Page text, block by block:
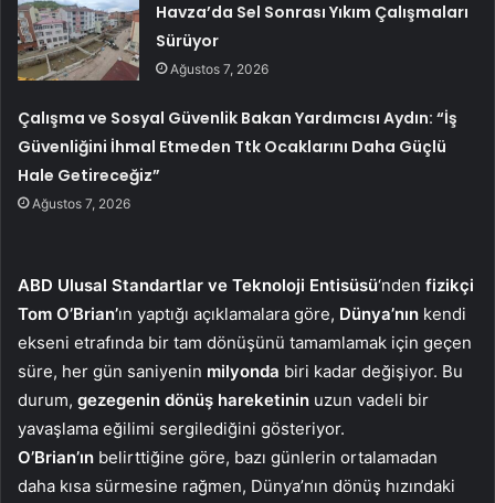
Havza’da Sel Sonrası Yıkım Çalışmaları
Sürüyor
Ağustos 7, 2026
Çalışma ve Sosyal Güvenlik Bakan Yardımcısı Aydın: “İş
Güvenliğini İhmal Etmeden Ttk Ocaklarını Daha Güçlü
Hale Getireceğiz”
Ağustos 7, 2026
ABD Ulusal Standartlar ve Teknoloji Entisüsü‘nden fizikçi
Tom O’Brian’ın yaptığı açıklamalara göre, Dünya’nın kendi
ekseni etrafında bir tam dönüşünü tamamlamak için geçen
süre, her gün saniyenin milyonda biri kadar değişiyor. Bu
durum, gezegenin dönüş hareketinin uzun vadeli bir
yavaşlama eğilimi sergilediğini gösteriyor.
O’Brian’ın belirttiğine göre, bazı günlerin ortalamadan
daha kısa sürmesine rağmen, Dünya’nın dönüş hızındaki